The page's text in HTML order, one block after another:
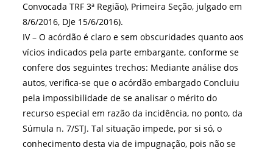
Convocada TRF 3ª Região), Primeira Seção, julgado em
8/6/2016, DJe 15/6/2016).
IV – O acórdão é claro e sem obscuridades quanto aos
vícios indicados pela parte embargante, conforme se
confere dos seguintes trechos: Mediante análise dos
autos, verifica-se que o acórdão embargado Concluiu
pela impossibilidade de se analisar o mérito do
recurso especial em razão da incidência, no ponto, da
Súmula n. 7/STJ. Tal situação impede, por si só, o
conhecimento desta via de impugnação, pois não se